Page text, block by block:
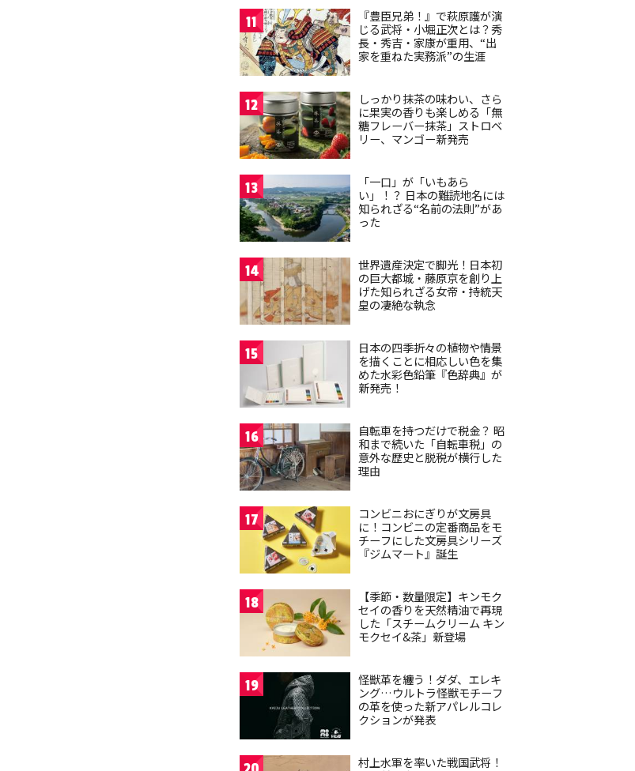
11
『豊臣兄弟！』で萩原護が演
じる武将・小堀正次とは？秀
長・秀吉・家康が重用、“出
家を重ねた実務派”の生涯
12
しっかり抹茶の味わい、さら
に果実の香りも楽しめる「無
糖フレーバー抹茶」ストロベ
リー、マンゴー新発売
13
「一口」が「いもあら
い」！？ 日本の難読地名には
知られざる“名前の法則”があ
った
14
世界遺産決定で脚光！日本初
の巨大都城・藤原京を創り上
げた知られざる女帝・持統天
皇の凄絶な執念
15
日本の四季折々の植物や情景
を描くことに相応しい色を集
めた水彩色鉛筆『色辞典』が
新発売！
16
自転車を持つだけで税金？ 昭
和まで続いた「自転車税」の
意外な歴史と脱税が横行した
理由
17
コンビニおにぎりが文房具
に！コンビニの定番商品をモ
チーフにした文房具シリーズ
『ジムマート』誕生
18
【季節・数量限定】キンモク
セイの香りを天然精油で再現
した「スチームクリーム キン
モクセイ&茶」新登場
19
怪獣革を纏う！ダダ、エレキ
ング…ウルトラ怪獣モチーフ
の革を使った新アパレルコレ
クションが発表
村上水軍を率いた戦国武将！